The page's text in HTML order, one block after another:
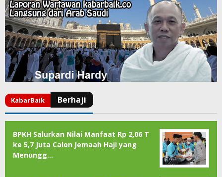
BPKH Salurkan Nilai Manfaat Rp 2,06 T
ke 5,7 Juta Calon Jemaah Haji yang
Menungg…